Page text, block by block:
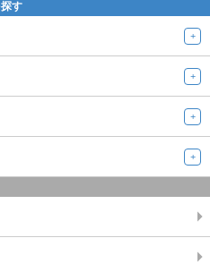
隣に駐車場を借りて自家用車で通う、タ
迎してもらう、以上の3つが定番。派遣
動は快適。道に詳しくない人や、車の運
きるはずです。まずは風俗求人サイトの
す